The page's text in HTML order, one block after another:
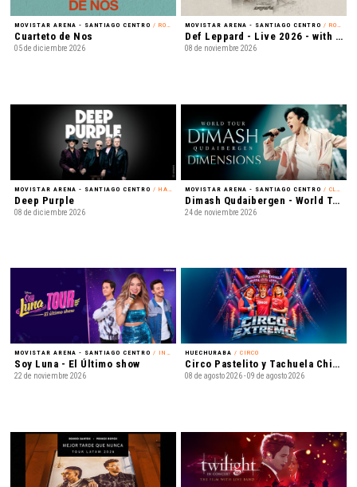
MOVISTAR ARENA - SANTIAGO CENTRO / ROCK
Cuarteto de Nos
05 de diciembre 2026
MOVISTAR ARENA - SANTIAGO CENTRO / ROCK
Def Leppard - Live 2026 - with Special Guest Extreme
08 de noviembre 2026
MOVISTAR ARENA - SANTIAGO CENTRO / HARD ROCK
Deep Purple
08 de diciembre 2026
MOVISTAR ARENA - SANTIAGO CENTRO / CLASSICAL CROSSOVER
Dimash Qudaibergen - World Tour: Dimensions
24 de noviembre 2026
MOVISTAR ARENA - SANTIAGO CENTRO / INFANTIL
Soy Luna - El Último show
22 de noviembre 2026
HUECHURABA / CIRCO
Circo Pastelito y Tachuela Chico - Circo Extremo
08 de agosto 2026 - 09 de agosto 2026